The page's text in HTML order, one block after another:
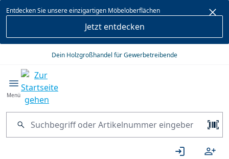
springen
Entdecken Sie unsere einzigartigen Möbeloberflächen
Jetzt entdecken
Dein Holzgroßhandel für Gewerbetreibende
Menü